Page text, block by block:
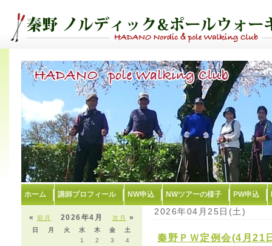
ホーム 講師プロフィール NW申込 NWツアーの様子 PW申込
«前月 次月 »
2026年4月
日 月 火 水 木 金
土
1
2 3
4
2026年04月25日(土)
秦野ＰＷ定例会(4月21